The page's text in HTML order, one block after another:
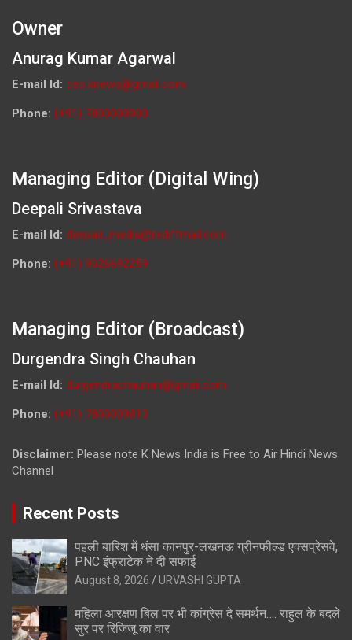
Owner
Anurag Kumar Agarwal
E-mail Id: ceo.knews@gmail.com
Phone: (+91) 7800009900
Managing Editor (Digital Wing)
Deepali Srivastava
E-mail Id: deepali_media@rediffmail.com
Phone: (+91) 9026692259
Managing Editor (Broadcast)
Durgendra Singh Chauhan
E-mail Id: durgendrachauhan@gmail.com
Phone: (+91) 7800009813
Disclaimer: Please note K News India is Free to Air Hindi News
Channel
Recent Posts
पहली बारिश में धंसा कानपुर-लखनऊ ग्रीनफील्ड एक्सप्रेसवे,
PNC इंफ्राटेक ने दी सफाई
August 8, 2026 URVASHI GUPTA
महिला आरक्षण बिल पर भी कांग्रेस दे समर्थन…. राहुल के बदले
सुर पर रिजिजू का वार